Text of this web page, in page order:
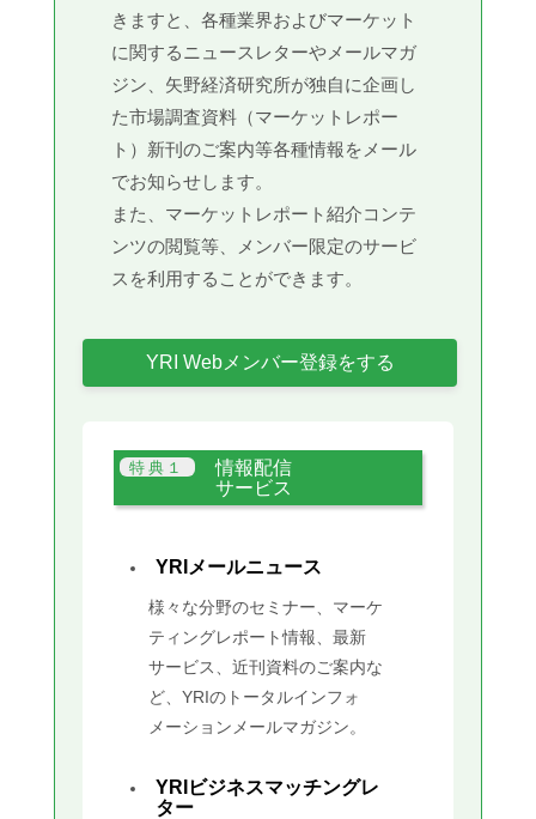
きますと、各種業界およびマーケット
に関するニュースレターやメールマガ
ジン、矢野経済研究所が独自に企画し
た市場調査資料（マーケットレポー
ト）新刊のご案内等各種情報をメール
でお知らせします。
また、マーケットレポート紹介コンテ
ンツの閲覧等、メンバー限定のサービ
スを利用することができます。
YRI Webメンバー登録をする
情報配信
サービス
YRIメールニュース
様々な分野のセミナー、マーケ
ティングレポート情報、最新
サービス、近刊資料のご案内な
ど、YRIのトータルインフォ
メーションメールマガジン。
YRIビジネスマッチングレ
ター